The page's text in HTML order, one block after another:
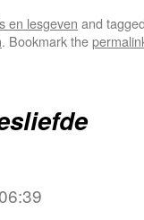
en lesgeven and
. Bookmark the